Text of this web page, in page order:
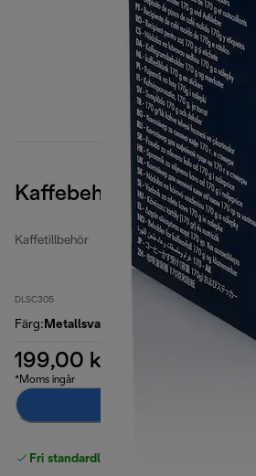
Kaffebehållare för malt
Kaffetillbehör
DLSC305
Färg: Metallsvart
199,00 kr
*Moms ingår
Fri standardleverans